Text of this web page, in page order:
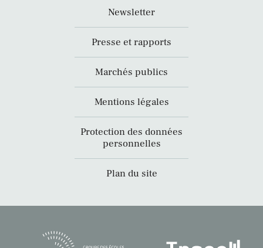
Newsletter
Presse et rapports
Marchés publics
Mentions légales
Protection des données
personnelles
Plan du site